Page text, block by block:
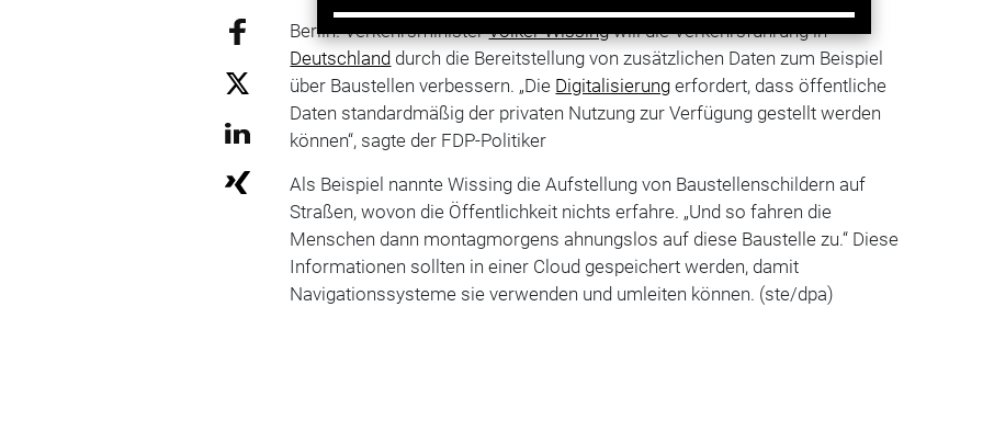
Berlin. VerkehrsministerVolker Wissingwill die Verkehrsführung in
Deutschland durch die Bereitstellung von zusätzlichen Daten zum Beispiel
über Baustellen verbessern. „Die Digitalisierung erfordert, dass öffentliche
Daten standardmäßig der privaten Nutzung zur Verfügung gestellt werden
können“, sagte der FDP-Politiker
Als Beispiel nannte Wissing die Aufstellung von Baustellenschildern auf
Straßen, wovon die Öffentlichkeit nichts erfahre. „Und so fahren die
Menschen dann montagmorgens ahnungslos auf diese Baustelle zu.“ Diese
Informationen sollten in einer Cloud gespeichert werden, damit
Navigationssysteme sie verwenden und umleiten können. (ste/dpa)